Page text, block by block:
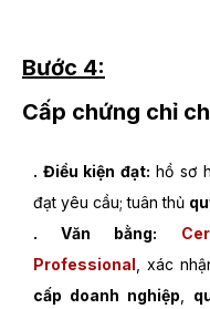
Bước 4:
Cấp chứng chỉ
. Điều kiện đạt: hồ sơ
đạt yêu cầu; tuân thủ
. Văn bằng:
Professional , xác
cấp doanh nghiệp